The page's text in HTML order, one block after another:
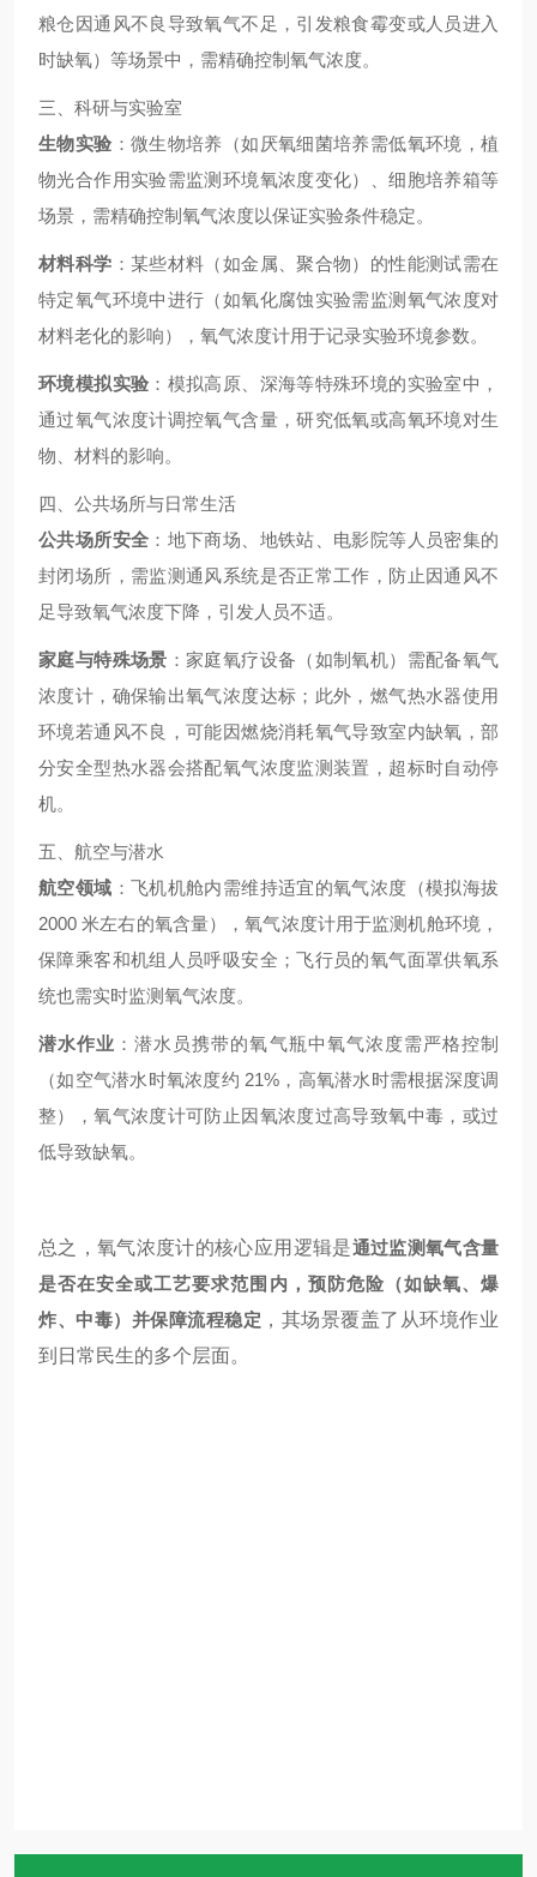
粮仓因通风不良导致氧气不足，引发粮食霉变或人员进入
时缺氧）等场景中，需精确控制氧气浓度。
三、科研与实验室
生物实验 ：微生物培养（如厌氧细菌培养需低氧环境，植
物光合作用实验需监测环境氧浓度变化）、细胞培养箱等
场景，需精确控制氧气浓度以保证实验条件稳定。
材料科学 ：某些材料（如金属、聚合物）的性能测试需在
特定氧气环境中进行（如氧化腐蚀实验需监测氧气浓度对
材料老化的影响），氧气浓度计用于记录实验环境参数。
环境模拟实验 ：模拟高原、深海等特殊环境的实验室中，
通过氧气浓度计调控氧气含量，研究低氧或高氧环境对生
物、材料的影响。
四、公共场所与日常生活
公共场所安全 ：地下商场、地铁站、电影院等人员密集的
封闭场所，需监测通风系统是否正常工作，防止因通风不
足导致氧气浓度下降，引发人员不适。
家庭与特殊场景 ：家庭氧疗设备（如制氧机）需配备氧气
浓度计，确保输出氧气浓度达标；此外，燃气热水器使用
环境若通风不良，可能因燃烧消耗氧气导致室内缺氧，部
分安全型热水器会搭配氧气浓度监测装置，超标时自动停
机。
五、航空与潜水
航空领域 ：飞机机舱内需维持适宜的氧气浓度（模拟海拔
2000 米左右的氧含量），氧气浓度计用于监测机舱环境，
保障乘客和机组人员呼吸安全；飞行员的氧气面罩供氧系
统也需实时监测氧气浓度。
潜水作业 ：潜水员携带的氧气瓶中氧气浓度需严格控制
（如空气潜水时氧浓度约 21%，高氧潜水时需根据深度调
整），氧气浓度计可防止因氧浓度过高导致氧中毒，或过
低导致缺氧。
总之，氧气浓度计的核心应用逻辑是通过监测氧气含量
是否在安全或工艺要求范围内，预防危险（如缺氧、爆
炸、中毒）并保障流程稳定 ，其场景覆盖了从环境作业
到日常民生的多个层面。